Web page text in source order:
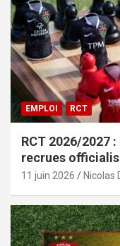
EMPLOI RCT
RCT 2026/2027
recrues
11 juin 2026 Nicolas